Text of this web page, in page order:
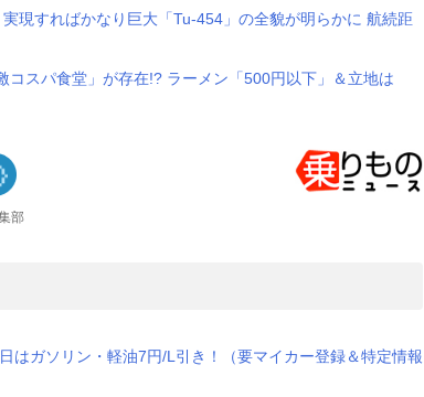
現すればかなり巨大「Tu-454」の全貌が明らかに 航続距
コスパ食堂」が存在!? ラーメン「500円以下」＆立地は
部
はガソリン・軽油7円/L引き！（要マイカー登録＆特定情報